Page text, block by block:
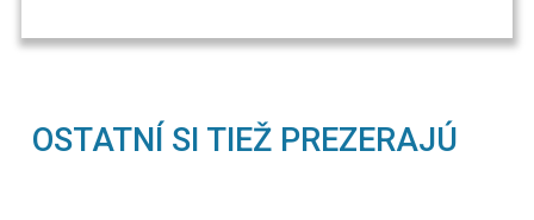
OSTATNÍ SI TIEŽ PREZERAJÚ